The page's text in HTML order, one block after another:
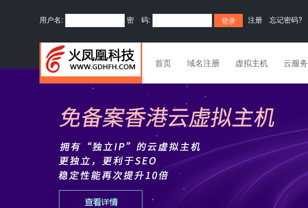
用户名: 密 码: 注册 忘记密码?
首页 域名注册 虚拟主机 云服